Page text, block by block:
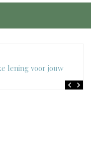
lening voor jouw